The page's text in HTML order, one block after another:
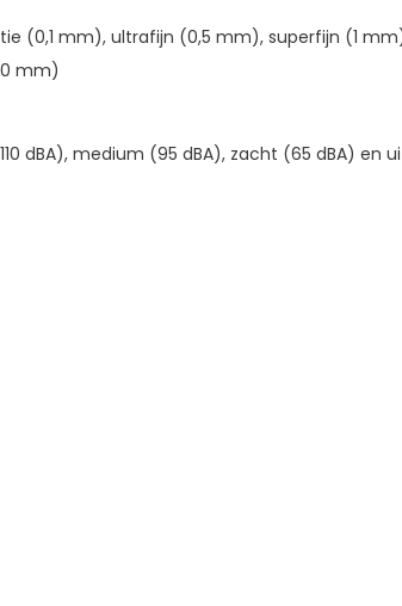
(0,1 mm), ultrafijn (0,5 mm), superfijn (1
mm)
dBA), medium (95 dBA), zacht (65 dBA) en